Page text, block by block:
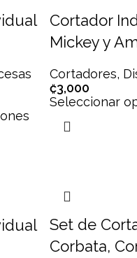
Cortador
Mickey y
Cortadores,
₡3,000
Seleccionar
Set de
Corbata,